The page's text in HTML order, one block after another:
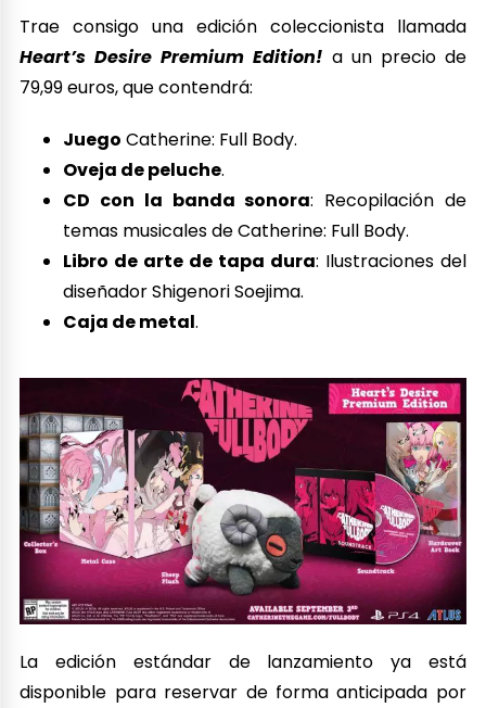
Trae consigo una edición coleccionista llamada
Heart’s Desire Premium Edition! a un precio de
79,99 euros, que contendrá:
Juego Catherine: Full Body.
Oveja de peluche.
CD con la banda sonora: Recopilación de
temas musicales de Catherine: Full Body.
Libro de arte de tapa dura: Ilustraciones del
diseñador Shigenori Soejima.
Caja de metal.
La edición estándar de lanzamiento ya está
disponible para reservar de forma anticipada por